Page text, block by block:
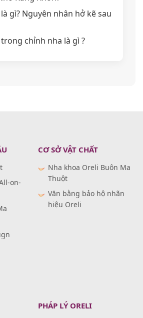
gì? Nguyên nhân hở kẽ sau
chỉnh nha là gì ?
on-
CƠ SỞ VẬT CHẤT
Nha khoa Oreli Buôn Ma
Thuột
Văn bằng bảo hộ nhãn
hiệu Oreli
PHÁP LÝ ORELI